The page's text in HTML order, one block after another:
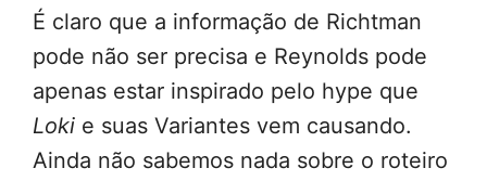
É claro que a informação de Richtman
pode não ser precisa e Reynolds pode
apenas estar inspirado pelo hype que
Loki e suas Variantes vem causando.
Ainda não sabemos nada sobre o roteiro